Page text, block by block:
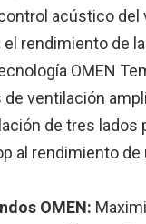
acústico del
rendimiento de
OMEN
ventilación
de tres lados
al rendimiento de
OMEN: